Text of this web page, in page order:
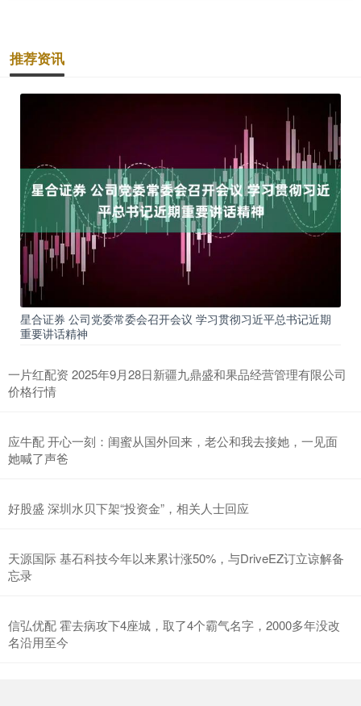
推荐资讯
星合证券 公司党委常委会召开会议 学习贯彻习近平总书记近期
重要讲话精神
一片红配资 2025年9月28日新疆九鼎盛和果品经营管理有限公司
价格行情
应牛配 开心一刻：闺蜜从国外回来，老公和我去接她，一见面
她喊了声爸
好股盛 深圳水贝下架“投资金”，相关人士回应
天源国际 基石科技今年以来累计涨50%，与DriveEZ订立谅解备
忘录
信弘优配 霍去病攻下4座城，取了4个霸气名字，2000多年没改
名沿用至今